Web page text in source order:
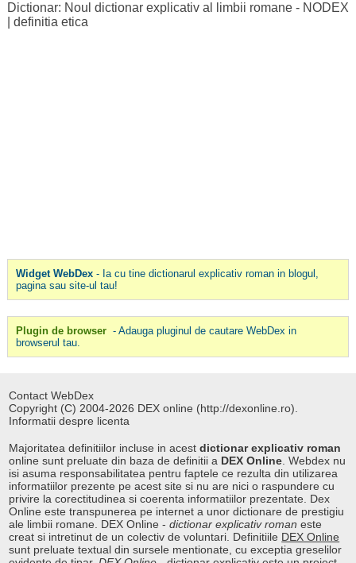
Dictionar: Noul dictionar explicativ al limbii romane - NODEX
definitia etica
Widget WebDex- Ia cu tine dictionarul explicativ roman in blogul,
pagina sau site-ul tau!
Plugin de browser - Adauga pluginul de cautare WebDex in
browserul tau.
Contact WebDex
Copyright (C) 2004-2026 DEX online (http://dexonline.ro).
Informatii despre licenta
Majoritatea definitiilor incluse in acestdictionar explicativ roman
online sunt preluate din baza de definitii a DEX Online . Webdex nu
isi asuma responsabilitatea pentru faptele ce rezulta din utilizarea
informatiilor prezente pe acest site si nu are nici o raspundere cu
privire la corectitudinea si coerenta informatiilor prezentate. Dex
Online este transpunerea pe internet a unor dictionare de prestigiu
ale limbii romane. DEX Online -dictionar explicativ roman este
creat si intretinut de un colectiv de voluntari. Definitiile DEX Online
sunt preluate textual din sursele mentionate, cu exceptia greselilor